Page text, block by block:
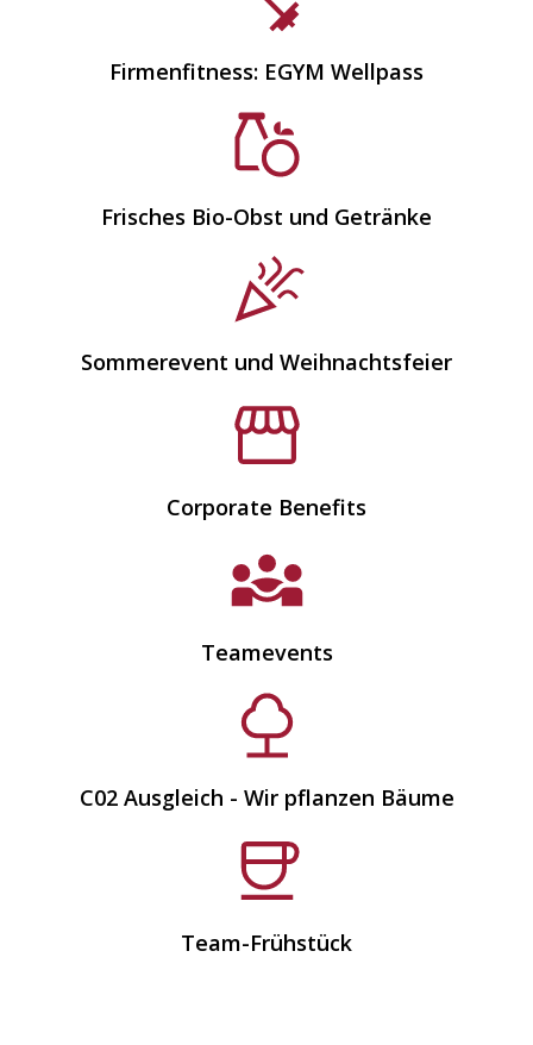
Firmenfitness: EGYM Wellpass
Frisches Bio-Obst und Getränke
Sommerevent und Weihnachtsfeier
Corporate Benefits
Teamevents
C02 Ausgleich - Wir pflanzen Bäume
Team-Frühstück